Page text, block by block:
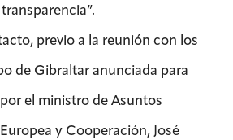
previo a la reunión con los
de Gibraltar anunciada para
el ministro de Asuntos
y Cooperación, José